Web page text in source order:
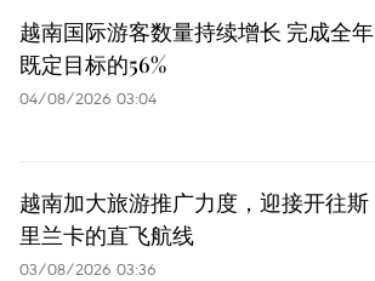
越南国际游客数量持续增长 完成全年
既定目标的56%
04/08/2026 03:04
越南加大旅游推广力度，迎接开往斯
里兰卡的直飞航线
03/08/2026 03:36